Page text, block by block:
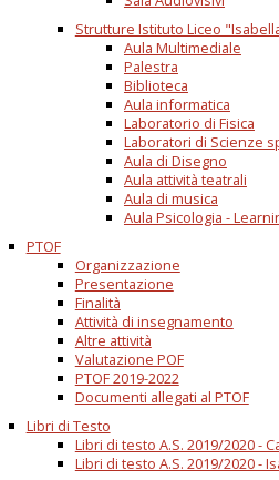
Strutture Istituto Liceo
Aula Multimediale
Palestra
Biblioteca
Aula informatica
Laboratorio di Fisica
Laboratori di Scienze
Aula di Disegno
Aula attività teatrali
Aula di musica
Aula Psicologia -
PTOF
Organizzazione
Presentazione
Finalità
Attività di insegnamento
Altre attività
Valutazione POF
PTOF 2019-2022
Documenti allegati al PTOF
Libri di Testo
Libri di testo A.S. 2019/2020 -
Libri di testo A.S. 2019/2020 -